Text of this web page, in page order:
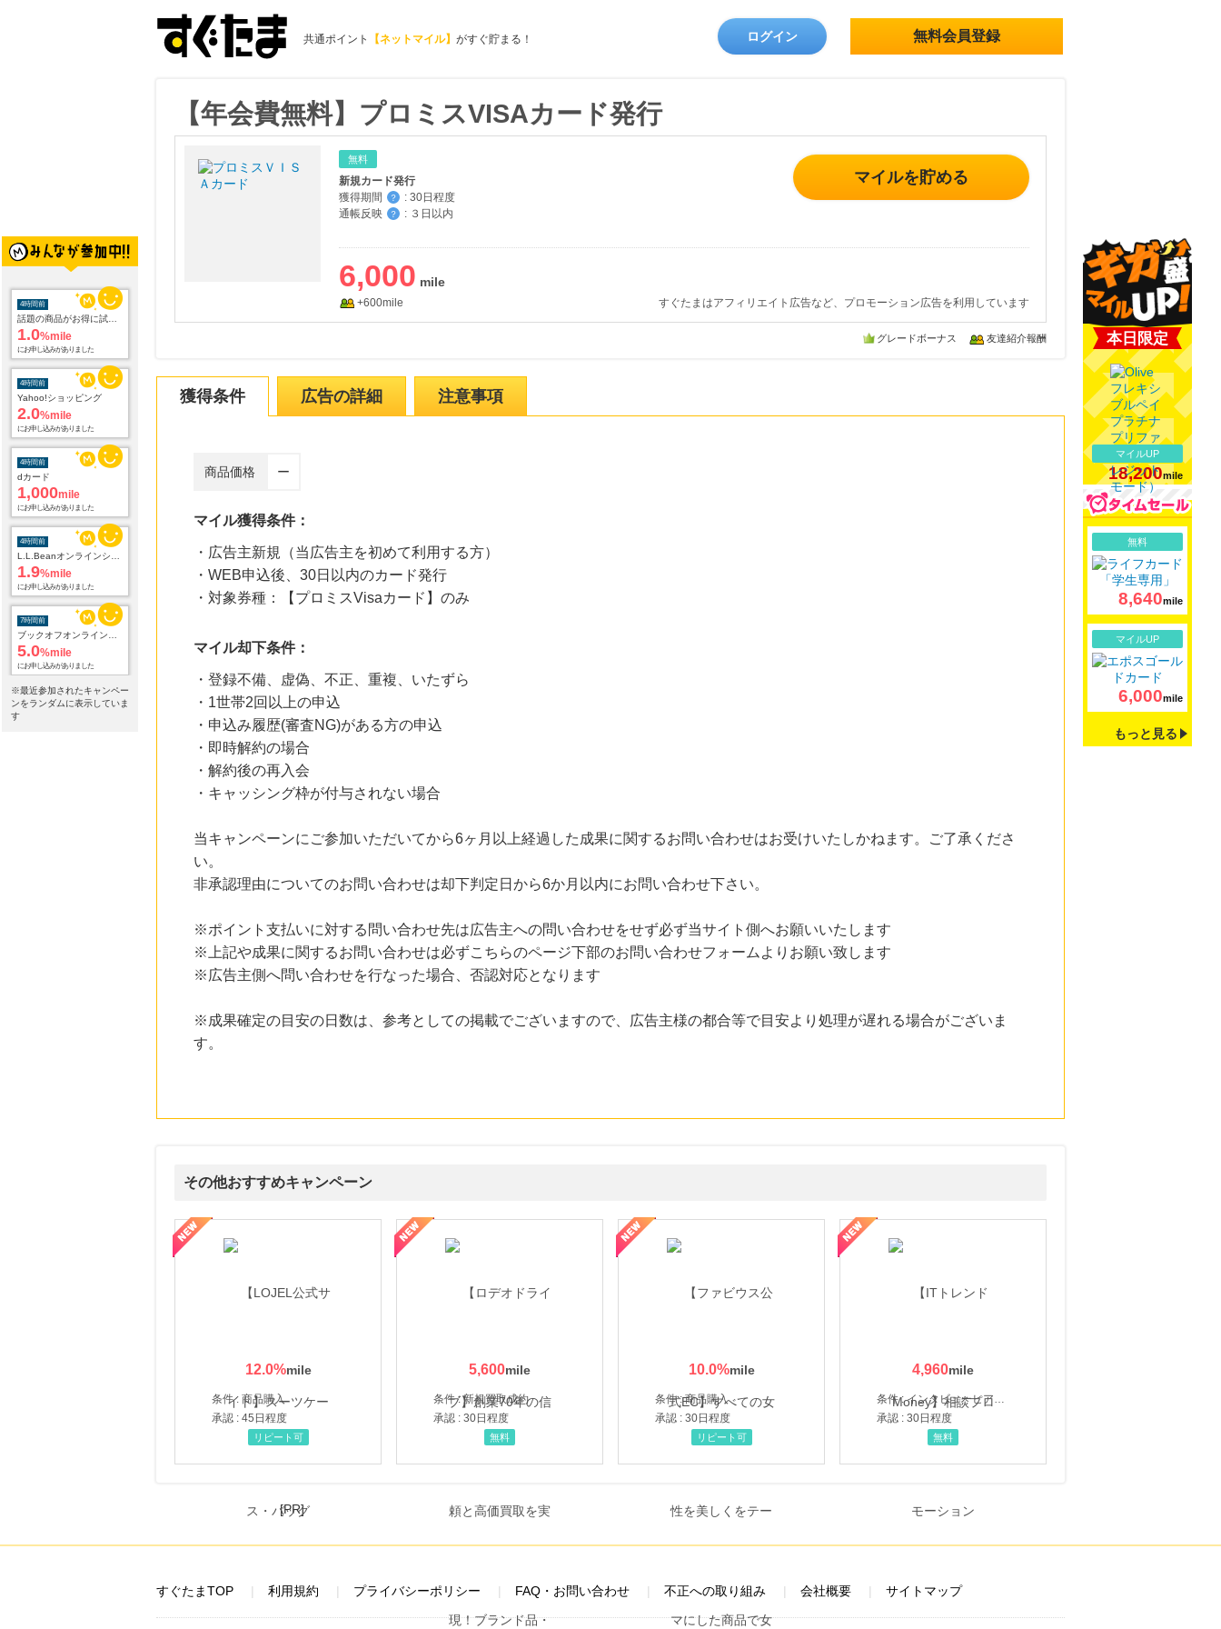
共通ポイント 【ネットマイル】 がすぐ貯まる！ ログイン 無料会員登録
4時間前
1.0%mile
にお申し込みがありました
4時間前
Yahoo!ショッピング
2.0%mile
にお申し込みがありました
4時間前
dカード
1,000mile
にお申し込みがありました
4時間前
1.9%mile
にお申し込みがありました
7時間前
5.0%mile
にお申し込みがありました
7時間前
※最近参加されたキャンペー
ンをランダムに表示していま
す
【年会費無料】プロミスVISAカード発行
無料
新規カード発行
獲得期間
？ : 30日程度
通帳反映
？ : ３日以内
マイルを貯める
6,000
+600mile すぐたまはアフィリエイト広告など、プロモーション広告を利用しています
グレードボーナス 友達紹介報酬
獲得条件 広告の詳細 注意事項
商品価格 ー
マイル獲得条件：
・広告主新規（当広告主を初めて利用する方）
・WEB申込後、30日以内のカード発行
・対象券種：【プロミスVisaカード】のみ
マイル却下条件：
・登録不備、虚偽、不正、重複、いたずら
・1世帯2回以上の申込
・申込み履歴(審査NG)がある方の申込
・即時解約の場合
・解約後の再入会
・キャッシング枠が付与されない場合
当キャンペーンにご参加いただいてから6ヶ月以上経過した成果に関するお問い合わせはお受けいたしかねます。ご了承くださ
い。
非承認理由についてのお問い合わせは却下判定日から6か月以内にお問い合わせ下さい。
※ポイント支払いに対する問い合わせ先は広告主への問い合わせをせず必ず当サイト側へお願いいたします
※上記や成果に関するお問い合わせは必ずこちらのページ下部のお問い合わせフォームよりお願い致します
※広告主側へ問い合わせを行なった場合、否認対応となります
※成果確定の目安の日数は、参考としての掲載でございますので、広告主様の都合等で目安より処理が遅れる場合がございま
す。
その他おすすめキャンペーン
12.0%
条件 : 商品購入
承認 : 45日程度
リピート可
5,600
条件 : 新規買取成約
承認 : 30日程度
高価買取を実現！ブランド品・貴金属の無料査定
無料
10.0%
条件 : 商品購入
承認 : 30日程度
ファビウス公式EC】すべての女性を美しくをテーマにした商品で女性の美を応援しています
リピート可
4,960
条件 : インタビューヒアリング完了
承認 : 30日程度
【ITトレンドMoney】相談プロモーション
無料
本日限定
マイルUP
18,200mile
無料
8,640mile
マイルUP
6,000mile
もっと見る
[PR]
すぐたまTOP 利用規約 プライバシーポリシー FAQ・お問い合わせ 不正への取り組み 会社概要 サイトマップ